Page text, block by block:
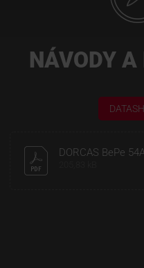
NÁVODY
DORCAS BePe